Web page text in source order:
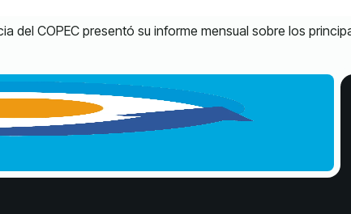
del COPEC presentó su informe mensual sobre los